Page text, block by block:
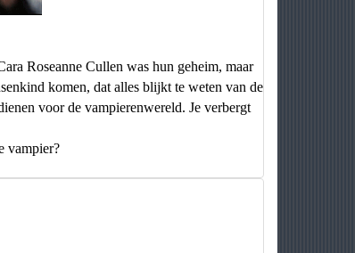
Roseanne Cullen was hun geheim, maar
komen, dat alles blijkt te weten van de
voor de vampierenwereld. Je verbergt
vampier?